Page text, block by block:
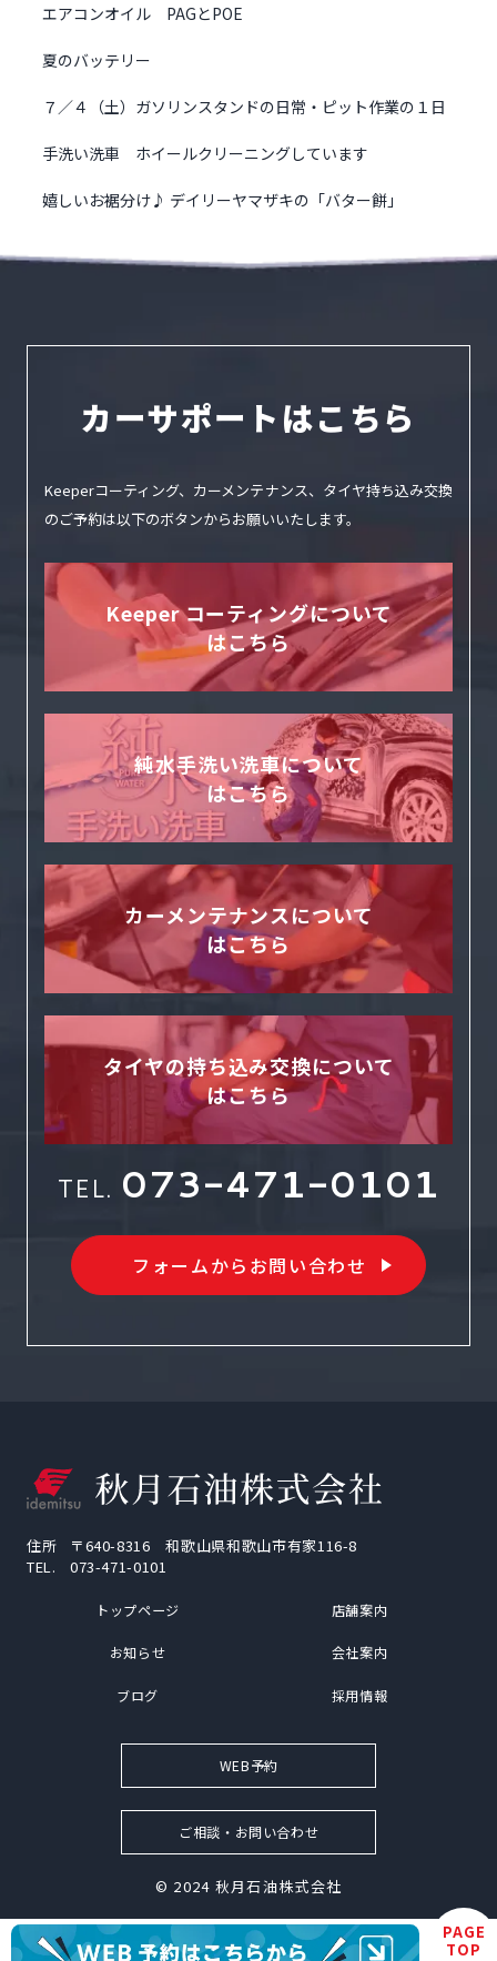
エアコンオイル PAGとPOE
夏のバッテリー
７／４（土）ガソリンスタンドの日常・ピット作業の１日
手洗い洗車 ホイールクリーニングしています
嬉しいお裾分け♪ デイリーヤマザキの「バター餅」
カーサポートはこちら
Keeperコーティング、カーメンテナンス、タイヤ持ち込み交換
のご予約は以下のボタンからお願いいたします。
Keeper コーティングについて
はこちら
純水手洗い洗車について
はこちら
カーメンテナンスについて
はこちら
タイヤの持ち込み交換について
はこちら
TEL. 073-471-0101
フォームからお問い合わせ
住所
〒640-8316 和歌山県和歌山市有家116-8
TEL.
073-471-0101
トップページ 店舗案内
お知らせ 会社案内
ブログ 採用情報
WEB予約
ご相談・お問い合わせ
© 2024 秋月石油株式会社
PAGE
TOP